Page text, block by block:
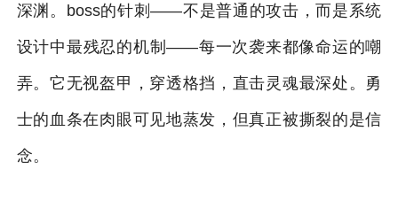
深渊。boss的针刺——不是普通的攻击，而是系统
设计中最残忍的机制——每一次袭来都像命运的嘲
弄。它无视盔甲，穿透格挡，直击灵魂最深处。勇
士的血条在肉眼可见地蒸发，但真正被撕裂的是信
念。